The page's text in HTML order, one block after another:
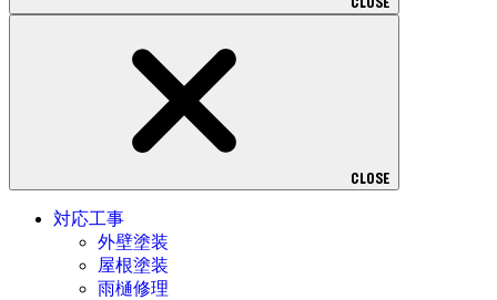
CLOSE
対応工事
外壁塗装
屋根塗装
雨樋修理